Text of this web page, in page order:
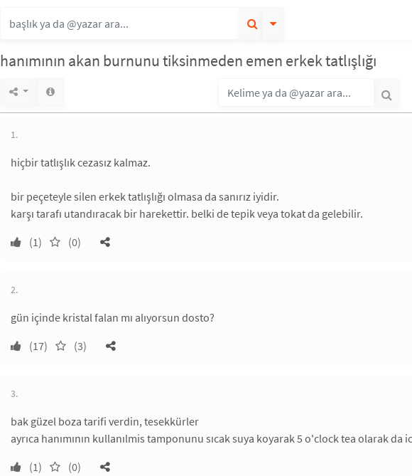
hanımının akan burnunu tiksinmeden emen erkek tatlışlığı
1.
hiçbir tatlışlık cezasız kalmaz.
bir peçeteyle silen erkek tatlışlığı olmasa da sanırız iyidir.
karşı tarafı utandıracak bir harekettir. belki de tepik veya tokat da gelebilir.
(1)
(0)
2.
gün içinde kristal falan mı alıyorsun dosto?
(17)
(3)
3.
bak güzel boza tarifi verdin, tesekkürler
ayrıca hanımının kullanılmis tamponunu sıcak suya koyarak 5 o'clock tea olarak
(1)
(0)